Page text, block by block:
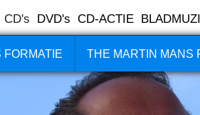
CD's DVD's CD-ACTIE
FORMATIE THE MARTIN MANS